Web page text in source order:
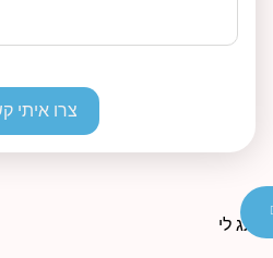
צרו איתי קשר